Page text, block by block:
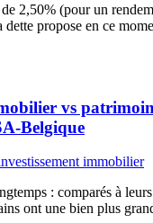
2,50% (pour un
dette propose en ce
vs
Belgique
immobilier
: comparés à
ont une bien plus